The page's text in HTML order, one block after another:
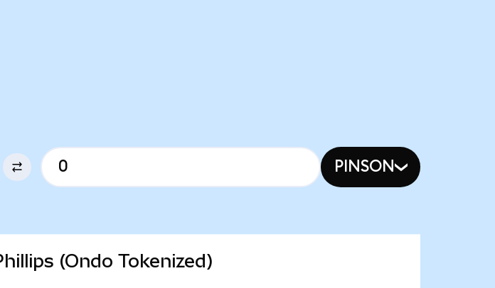
PINSON
(Ondo Tokenized)